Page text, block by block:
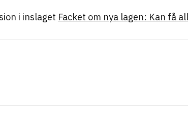
i inslaget Facket om nya lagen: Kan få